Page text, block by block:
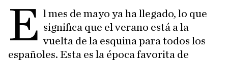
E l mes de mayo ya ha llegado, lo que
significa que el verano está a la
vuelta de la esquina para todos los
españoles. Esta es la época favorita de